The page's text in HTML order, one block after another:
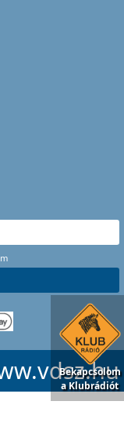
Bekapcsolom
a Klubrádiót